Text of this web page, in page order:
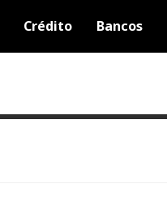
Crédito Bancos